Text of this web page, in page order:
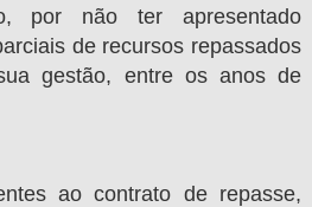
por não ter apresentado
de recursos repassados
gestão, entre os anos de
ao contrato de repasse,